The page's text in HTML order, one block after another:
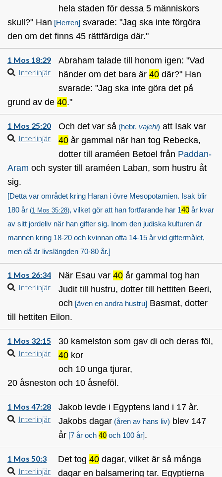
hela staden för dessa 5 människors
skull?" Han [Herren] svarade: "Jag ska inte förgöra
den om det finns 45 rättfärdiga där."
1 Mos 18:29
Interlinjär
Abraham talade till honom igen: "Vad
händer om det bara är 40 där?" Han
svarade: "Jag ska inte göra det på
grund av de 40."
1 Mos 25:20
Interlinjär
Och det var så (hebr. vajehi) att Isak var
40 år gammal när han tog Rebecka,
dotter till araméen Betoel från Paddan-
Aram och syster till araméen Laban, som hustru åt
sig.
[Detta var området kring Haran i övre Mesopotamien. Isak blir
180 år (1 Mos 35:28), vilket gör att han fortfarande har 140 år kvar
av sitt jordeliv när han gifter sig. Inom den judiska kulturen är
mannen kring 18-20 och kvinnan ofta 14-15 år vid giftermålet,
men då är livslängden 70-80 år.]
1 Mos 26:34
Interlinjär
När Esau var 40 år gammal tog han
Judit till hustru, dotter till hettiten Beeri,
och [även en andra hustru] Basmat, dotter
till hettiten Eilon.
1 Mos 32:15
Interlinjär
30 kamelston som gav di och deras föl,
40 kor
och 10 unga tjurar,
20 åsneston och 10 åsneföl.
1 Mos 47:28
Interlinjär
Jakob levde i Egyptens land i 17 år.
Jakobs dagar (åren av hans liv) blev 147
år [7 år och 40 och 100 år].
1 Mos 50:3
Interlinjär
Det tog 40 dagar, vilket är så många
dagar en balsamering tar. Egyptierna